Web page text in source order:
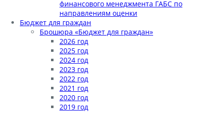
финансового менеджмента ГАБС по
направлениям оценки
Бюджет для граждан
Брошюра «Бюджет для граждан»
2026 год
2025 год
2024 год
2023 год
2022 год
2021 год
2020 год
2019 год